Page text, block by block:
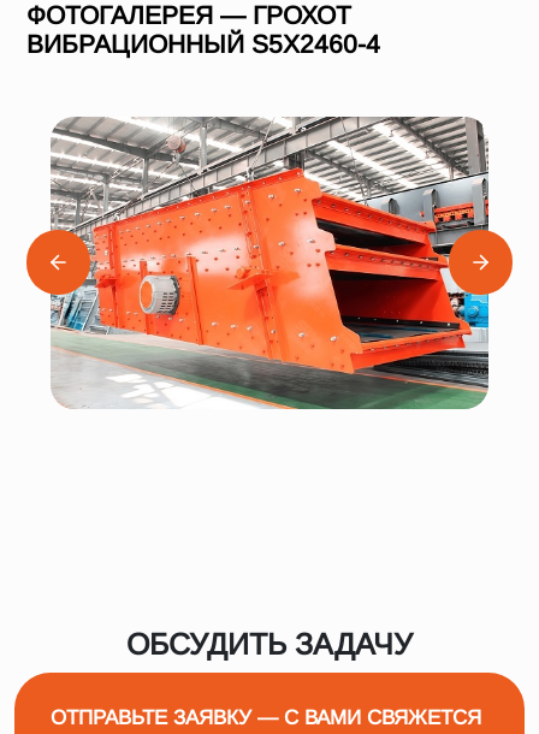
ФОТОГАЛЕРЕЯ — ГРОХОТ
ВИБРАЦИОННЫЙ S5X2460-4
ОБСУДИТЬ ЗАДАЧУ
ОТПРАВЬТЕ ЗАЯВКУ — С ВАМИ СВЯЖЕТСЯ